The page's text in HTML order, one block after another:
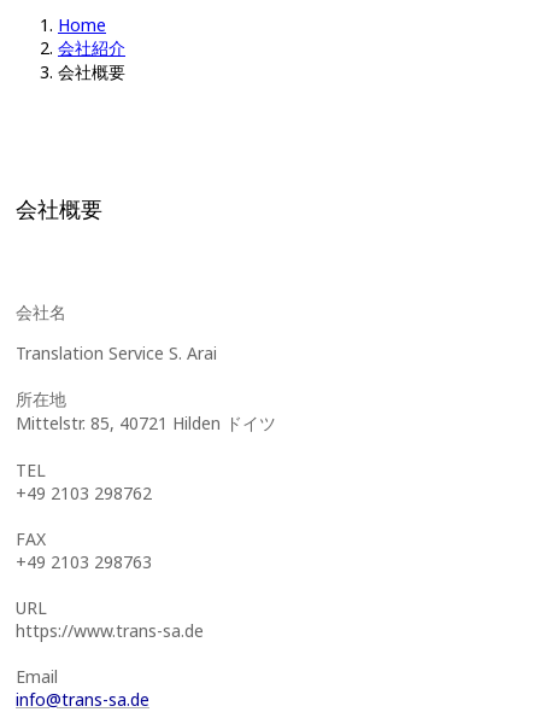
Home
会社紹介
会社概要
会社概要
会社名
Translation Service S. Arai
所在地
Mittelstr. 85, 40721 Hilden ドイツ
TEL
+49 2103 298762
FAX
+49 2103 298763
URL
https://www.trans-sa.de
Email
info@trans-sa.de